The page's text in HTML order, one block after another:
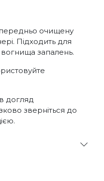
очищену
Підходить для
запалень.
догляд
зверніться до